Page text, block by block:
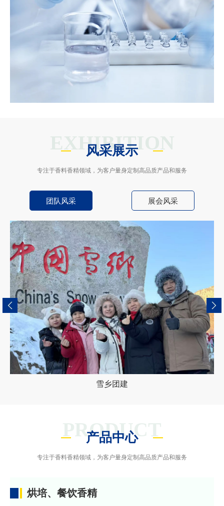
EXHIBITION
风采展示
专注于香料香精领域，为客户量身定制高品质产品和服务
团队风采 展会风采
雪乡团建
PRODUCT
产品中心
专注于香料香精领域，为客户量身定制高品质产品和服务
烘培、餐饮香精